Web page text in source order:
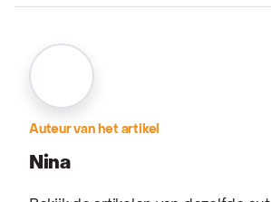
Auteur van het artikel
Nina